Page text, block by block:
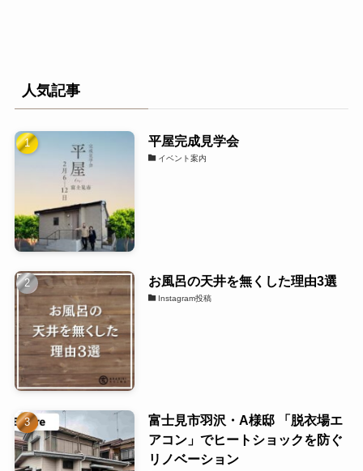
人気記事
平屋完成見学会
イベント案内
お風呂の天井を無くした理由3選
Instagram投稿
富士見市羽沢・A様邸 「脱衣場エ
アコン」でヒートショックを防ぐ
リノベーション